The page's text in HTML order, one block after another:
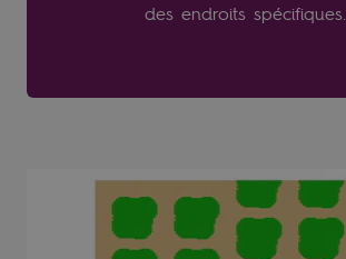
des endroits spécifiques.